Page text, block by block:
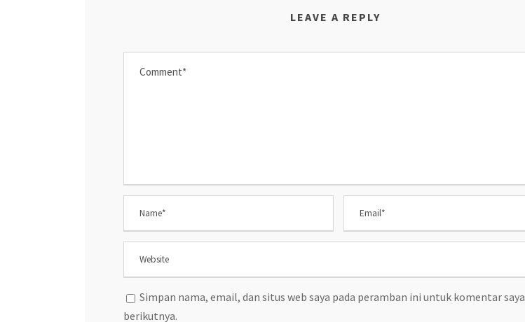
LEAVE A REPLY
Simpan nama, email, dan situs web saya pada peramban ini untuk komentar saya
berikutnya.